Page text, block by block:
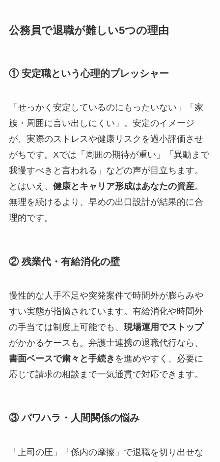
公務員で退職が難しい5つの理由
① 安定職という心理的プレッシャー
「せっかく安定しているのにもったいない」「家
族・周囲に言い出しにくい」。安定のイメージ
が、実際のストレスや健康リスクを過小評価させ
がちです。Xでは「周囲の期待が重い」「異動まで
我慢すべきと言われる」などの声が目立ちます。
とはいえ、 健康とキャリア形成はあなたの資産。
無理を続けるより、早めの出口設計が結果的に合
理的です。
② 残業代・有給消化の壁
慢性的な人手不足や突発案件で時間外が膨らみや
すい実態が指摘されています。有給消化や時間外
の手当ては制度上可能でも、 現場運用でストップ
がかかるケースも。弁護士連携の退職代行なら、
書面ベースで粛々と手続き を進めやすく、必要に
応じて請求の相談まで一気通貫で対応できます。
③ パワハラ・人間関係の悩み
「上司の圧」「係内の摩擦」で退職を切り出せな